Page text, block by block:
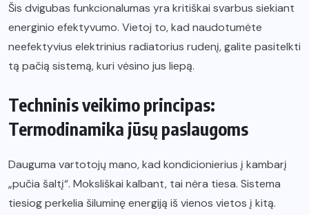
Šis dvigubas funkcionalumas yra kritiškai svarbus siekiant
energinio efektyvumo. Vietoj to, kad naudotumėte
neefektyvius elektrinius radiatorius rudenį, galite pasitelkti
tą pačią sistemą, kuri vėsino jus liepą.
Techninis veikimo principas:
Termodinamika jūsų paslaugoms
Dauguma vartotojų mano, kad kondicionierius į kambarį
„pučia šaltį“. Moksliškai kalbant, tai nėra tiesa. Sistema
tiesiog perkelia šiluminę energiją iš vienos vietos į kitą.